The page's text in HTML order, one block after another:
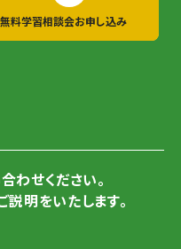
無料学習相談会お申し込み
わせください。
明をいたします。